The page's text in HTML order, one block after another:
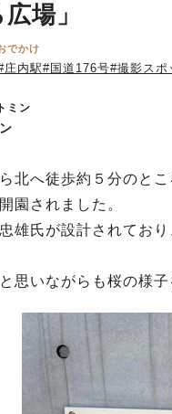
場」
でかけ
庄内駅#国道176号#撮影スポ
ミン
北へ徒歩約５分のとこ
園されました。
雄氏が設計されてお
思いながらも桜の様